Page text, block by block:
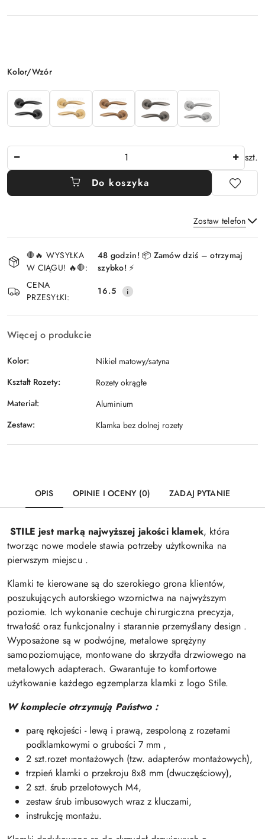
Wariant
Kolor/Wzór
szt.
Do koszyka
Zostaw telefon
Wyślij
i
dostawa
🛑🔥 WYSYŁKA
W CIĄGU! 🔥🛑:
48 godzin! 📦 Zamów dziś – otrzymaj
szybko! ⚡
CENA
PRZESYŁKI:
16.5
Więcej o produkcie
Kolor:
Nikiel matowy/satyna
Kształt Rozety:
Rozety okrągłe
Materiał:
Aluminium
Zestaw:
Klamka bez dolnej rozety
OPIS OPINIE I OCENY (0) ZADAJ PYTANIE
STILE jest marką najwyższej jakości klamek, która
tworząc nowe modele stawia potrzeby użytkownika na
pierwszym miejscu .
Klamki te kierowane są do szerokiego grona klientów,
poszukujących autorskiego wzornictwa na najwyższym
poziomie. Ich wykonanie cechuje chirurgiczna precyzja,
trwałość oraz funkcjonalny i starannie przemyślany design .
Wyposażone są w podwójne, metalowe sprężyny
samopoziomujące, montowane do skrzydła drzwiowego na
metalowych adapterach. Gwarantuje to komfortowe
użytkowanie każdego egzemplarza klamki z logo Stile.
W komplecie otrzymują Państwo :
parę rękojeści - lewą i prawą, zespoloną z rozetami
podklamkowymi o grubości 7 mm ,
2 szt.rozet montażowych (tzw. adapterów montażowych),
trzpień klamki o przekroju 8x8 mm (dwuczęściowy),
2 szt. śrub przelotowych M4,
zestaw śrub imbusowych wraz z kluczami,
instrukcję montażu.